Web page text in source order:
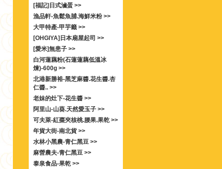
[福記]日式滷蛋 >>
漁品軒-魚鬆魚脯.海鮮米粉 >>
大甲特產-甲芋籤 >>
[OHGIYA]日本扇屋起司 >>
[愛米]無患子 >>
白河蓮藕粉(石蓮蓮藕低溫冰
煉)-600g >>
北港新勝裕-黑芝麻醬.花生醬.杏
仁醬.. >>
老妹的灶下-花生醬 >>
阿里山-山葵.天然愛玉子 >>
可夫萊-紅棗夾核桃.腰果.果乾 >>
年貨大街-南北貨 >>
水林小黑農-青仁黑豆 >>
麻營農夫-青仁黑豆 >>
泰泉食品-果乾 >>